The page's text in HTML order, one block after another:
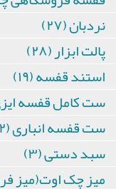
نردبان (۲۷)
پالت ابزار (۲۸)
استند قفسه (۱۹)
ست کامل قفسه
ست قفسه انباری (۱۲)
سبد دستی (۳)
میز چک اوت(میز